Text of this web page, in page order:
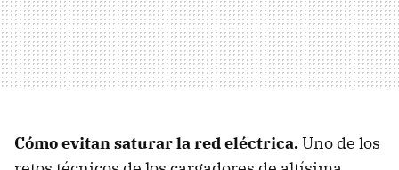
Cómo evitan saturar la red eléctrica.Uno de los